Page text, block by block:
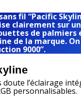
fil “Pacific
clairement sur
de
de la marque.
9000”.
l’éclairage
personnalisables.